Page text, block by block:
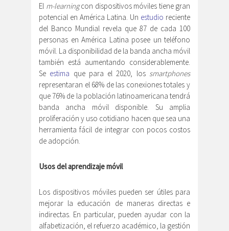
El m-learningcon dispositivos móviles tiene gran
potencial en América Latina. Un estudio reciente
del Banco Mundial revela que 87 de cada 100
personas en América Latina posee un teléfono
móvil. La disponibilidad de la banda ancha móvil
también está aumentando considerablemente.
Se estima que para el 2020, los smartphones
representaran el 68% de las conexiones totales y
que 76% de la población latinoamericana tendrá
banda ancha móvil disponible. Su amplia
proliferación y uso cotidiano hacen que sea una
herramienta fácil de integrar con pocos costos
de adopción.
Usos del aprendizaje móvil
Los dispositivos móviles pueden ser útiles para
mejorar la educación de maneras directas e
indirectas. En particular, pueden ayudar con la
alfabetización, el refuerzo académico, la gestión